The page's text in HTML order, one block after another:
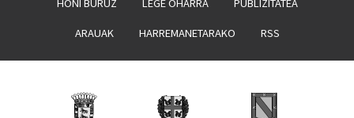
HONI BURUZ LEGE OHARRA PUBLIZITATEA
ARAUAK HARREMANETARAKO RSS